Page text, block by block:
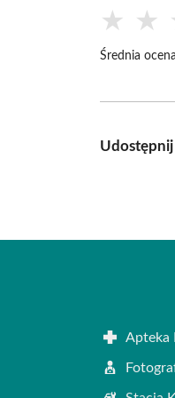
★ ★
Średnia
Udostępnij
Apteka